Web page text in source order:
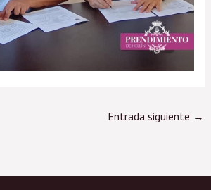
Entrada siguiente →